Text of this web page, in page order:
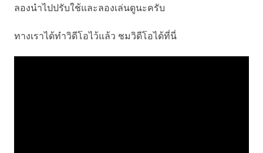
ลองนำไปปรับใช้และลองเล่นดูนะครับ
ทางเราได้ทำวิดีโอไว้แล้ว ชมวิดีโอได้ที่นี่